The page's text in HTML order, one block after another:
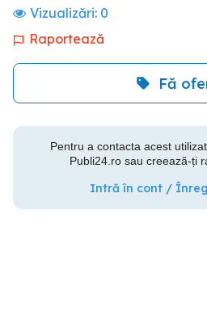
Vizualizări: 0
Raportează
Fă
Pentru a contacta acest
Publi24.ro sau creează-ți
Intră în cont /